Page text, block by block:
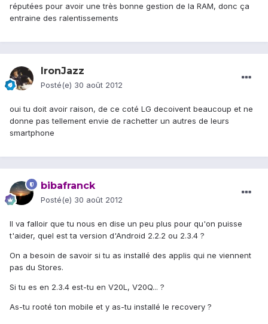
réputées pour avoir une très bonne gestion de la RAM, donc ça
entraine des ralentissements
IronJazz
Posté(e) 30 août 2012
oui tu doit avoir raison, de ce coté LG decoivent beaucoup et ne
donne pas tellement envie de rachetter un autres de leurs
smartphone
bibafranck
Posté(e) 30 août 2012
Il va falloir que tu nous en dise un peu plus pour qu'on puisse
t'aider, quel est ta version d'Android 2.2.2 ou 2.3.4 ?
On a besoin de savoir si tu as installé des applis qui ne viennent
pas du Stores.
Si tu es en 2.3.4 est-tu en V20L, V20Q... ?
As-tu rooté ton mobile et y as-tu installé le recovery ?